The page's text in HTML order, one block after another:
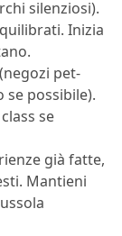
silenziosi).
Inizia
pet-
possibile).
se
già fatte,
Mantieni